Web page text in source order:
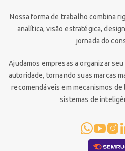
Nossa forma de trabalho combina
analítica, visão estratégica,
jornada do
Ajudamos empresas a organizar
autoridade, tornando suas marcas
recomendáveis em mecanismos
sistemas de